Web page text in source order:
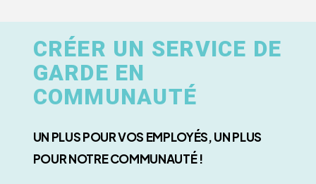
CRÉER UN SERVICE DE
GARDE EN
COMMUNAUTÉ
UN PLUS POUR VOS EMPLOYÉS, UN PLUS
POUR NOTRE COMMUNAUTÉ !